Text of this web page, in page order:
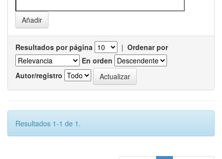
Resultados por página | Ordenar por
En orden
Autor/registro
Resultados 1-1 de 1.